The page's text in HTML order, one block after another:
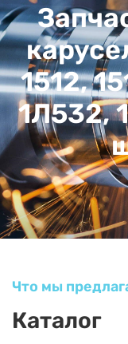
1512,
1Л532,
Что мы
Каталог